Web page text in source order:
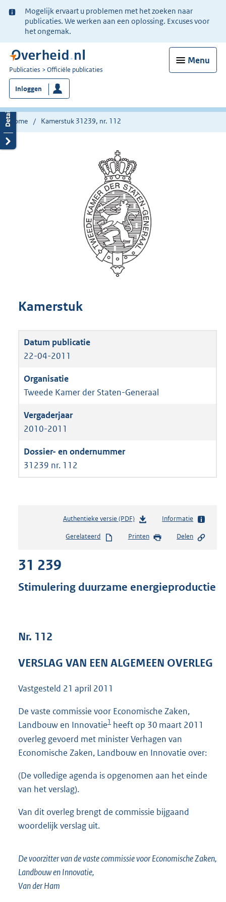
Ter
informatie:
Mogelijk ervaart u problemen met het zoeken naar
publicaties. We werken aan een oplossing. Excuses voor
het ongemak.
Menu
U
bent
nu
hier:
Publicaties Officiële publicaties
Inloggen
Home Kamerstuk 31239, nr. 112
Kamerstuk
22-04-2011
Tweede Kamer der Staten-Generaal
2010-2011
31239 nr. 112
Authentieke versie (PDF)b
s
s
e
6
Informatie
Gerelateerd Printen Delen
31 239
Stimulering duurzame energieproductie
Nr. 112
VERSLAG VAN EEN ALGEMEEN OVERLEG
Vastgesteld 21 april 2011
De vaste commissie voor Economische Zaken,
Landbouw en Innovatie1 heeft op 30 maart 2011
overleg gevoerd met minister Verhagen van
Economische Zaken, Landbouw en Innovatie over:
(De volledige agenda is opgenomen aan het einde
van het verslag).
Van dit overleg brengt de commissie bijgaand
woordelijk verslag uit.
De voorzitter van de vaste commissie voor Economische Zaken,
Landbouw en Innovatie,
Van der Ham